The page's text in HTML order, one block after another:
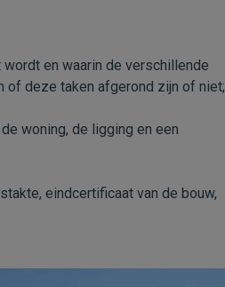
en waarin de verschillende
of deze taken afgerond zijn of niet;
woning, de ligging en een
eindcertificaat van de bouw,